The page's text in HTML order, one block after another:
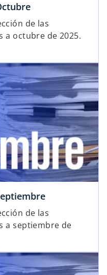
de las
a octubre de 2025.
de las
a septiembre de